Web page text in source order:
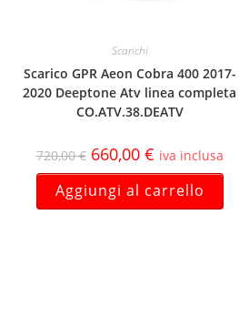
Scarichi
Scarico GPR Aeon Cobra 400 2017-
2020 Deeptone Atv linea completa
CO.ATV.38.DEATV
720,00€ 660,00 € iva inclusa
Aggiungi al carrello